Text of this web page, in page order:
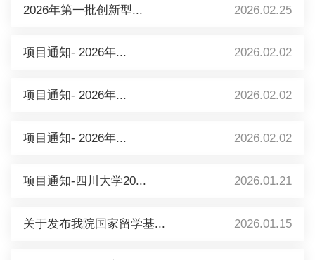
2026年第一批创新型... 2026.02.25
项目通知- 2026年... 2026.02.02
项目通知- 2026年... 2026.02.02
项目通知- 2026年... 2026.02.02
项目通知-四川大学20... 2026.01.21
关于发布我院国家留学基... 2026.01.15